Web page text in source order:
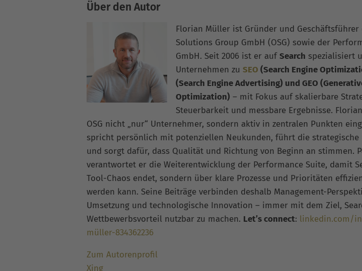
Über den Autor
Florian Müller ist Gründer und
Solutions Group GmbH (OSG) sowie der
GmbH. Seit 2006 ist er aufSearch spezialisiert
Unternehmen zu SEO (Search Engine
(Search Engine Advertising) und GEO
Optimization) – mit Fokus auf skalierbare
Steuerbarkeit und messbare Ergebnisse.
OSG nicht „nur“ Unternehmer, sondern aktiv in zentralen Punkten
spricht persönlich mit potenziellen Neukunden, führt die strategische
und sorgt dafür, dass Qualität und Richtung von Beginn an stimmen.
verantwortet er die Weiterentwicklung der Performance Suite, damit
Tool-Chaos endet, sondern über klare Prozesse und Prioritäten
werden kann. Seine Beiträge verbinden deshalb Management-
Umsetzung und technologische Innovation – immer mit dem Ziel,
Wettbewerbsvorteil nutzbar zu machen. Let’s connect: linkedin.com/
müller-834362236
Zum Autorenprofil
Xing